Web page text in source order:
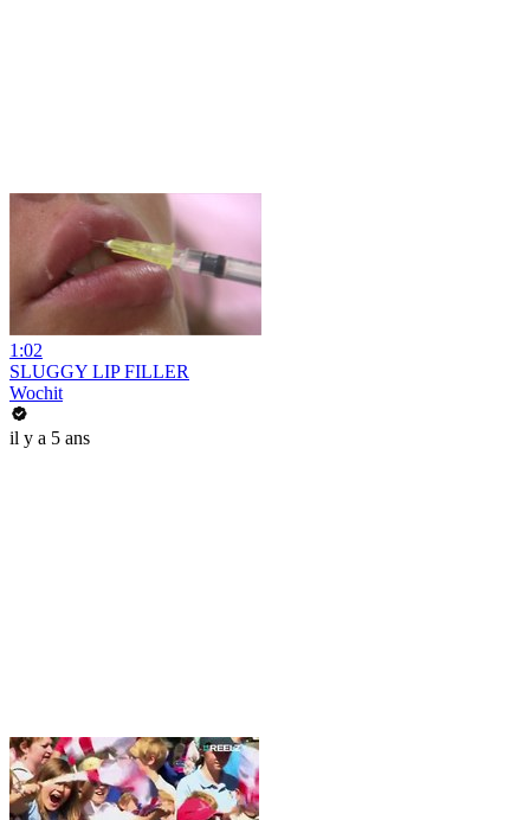
1:02
SLUGGY LIP FILLER
Wochit
il y a 5 ans